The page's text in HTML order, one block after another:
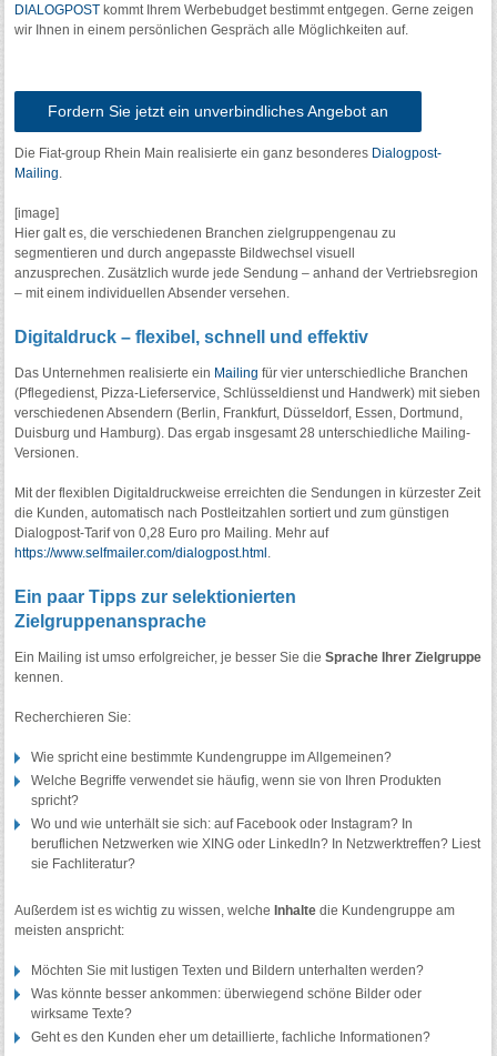
DIALOGPOST kommt Ihrem Werbebudget bestimmt entgegen. Gerne zeigen
wir Ihnen in einem persönlichen Gespräch alle Möglichkeiten auf.
Fordern Sie jetzt ein unverbindliches Angebot an
Die Fiat-group Rhein Main realisierte ein ganz besonderes Dialogpost-
Mailing
[image]
Hier galt es, die verschiedenen Branchen zielgruppengenau zu
segmentieren und durch angepasste Bildwechsel visuell
anzusprechen. Zusätzlich wurde jede Sendung – anhand der Vertriebsregion
– mit einem individuellen Absender versehen.
Digitaldruck – flexibel, schnell und effektiv
Das Unternehmen realisierte ein Mailing für vier unterschiedliche Branchen
(Pflegedienst, Pizza-Lieferservice, Schlüsseldienst und Handwerk) mit sieben
verschiedenen Absendern (Berlin, Frankfurt, Düsseldorf, Essen, Dortmund,
Duisburg und Hamburg). Das ergab insgesamt 28 unterschiedliche Mailing-
Versionen.
Mit der flexiblen Digitaldruckweise erreichten die Sendungen in kürzester Zeit
die Kunden, automatisch nach Postleitzahlen sortiert und zum günstigen
Dialogpost-Tarif von 0,28 Euro pro Mailing. Mehr auf
https://www.selfmailer.com/dialogpost.html
Ein paar Tipps zur selektionierten
Zielgruppenansprache
Ein Mailing ist umso erfolgreicher, je besser Sie dieSprache Ihrer Zielgruppe
kennen.
Recherchieren Sie:
Wie spricht eine bestimmte Kundengruppe im Allgemeinen?
Welche Begriffe verwendet sie häufig, wenn sie von Ihren Produkten
spricht?
Wo und wie unterhält sie sich: auf Facebook oder Instagram? In
beruflichen Netzwerken wie XING oder LinkedIn? In Netzwerktreffen? Liest
sie Fachliteratur?
Außerdem ist es wichtig zu wissen, welcheInhaltedie Kundengruppe am
meisten anspricht:
Möchten Sie mit lustigen Texten und Bildern unterhalten werden?
Was könnte besser ankommen: überwiegend schöne Bilder oder
wirksame Texte?
Geht es den Kunden eher um detaillierte, fachliche Informationen?